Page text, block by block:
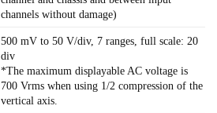
channels without damage)
500 mV to 50 V/div, 7 ranges, full scale: 20
div
*The maximum displayable AC voltage is
700 Vrms when using 1/2 compression of the
vertical axis.